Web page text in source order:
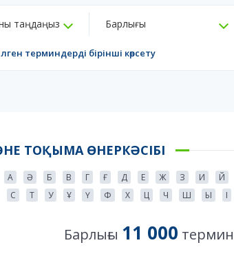
таңдаңыз Барлығы
терминдерді бірінші көрсету
ТОҚЫМА ӨНЕРКӘСІБІ
А Ә Б В Г Ғ Д Е Ж З И Й
С
Т У Ұ Ү Ф Х Ц Ч Ш Ы І
Барлығы 11 000